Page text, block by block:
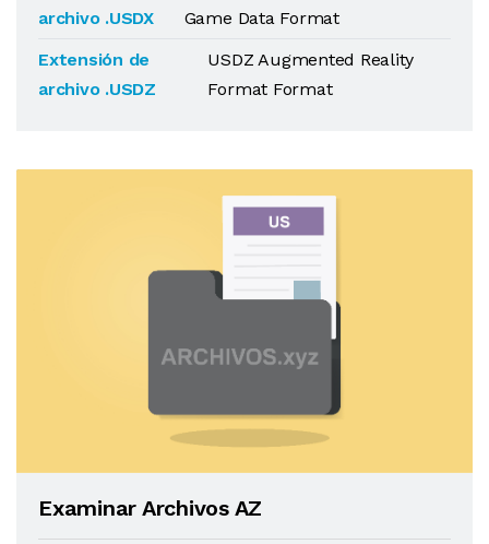
archivo .USDX
Game Data Format
Extensión de
archivo .USDZ
USDZ Augmented Reality
Format Format
Examinar Archivos AZ